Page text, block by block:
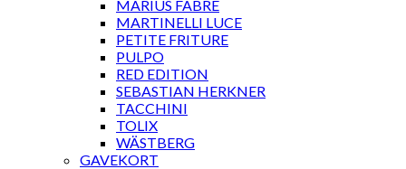
MARIUS FABRE
MARTINELLI LUCE
PETITE FRITURE
PULPO
RED EDITION
SEBASTIAN HERKNER
TACCHINI
TOLIX
WÄSTBERG
GAVEKORT